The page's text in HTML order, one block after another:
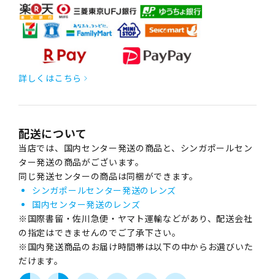
詳しくはこちら
配送について
当店では、国内センター発送の商品と、シンガポールセン
ター発送の商品がございます。
同じ発送センターの商品は同梱ができます。
シンガポールセンター発送のレンズ
国内センター発送のレンズ
※国際書留・佐川急便・ヤマト運輸などがあり、配送会社
の指定はできませんのでご了承下さい。
※国内発送商品のお届け時間帯は以下の中からお選びいた
だけます。